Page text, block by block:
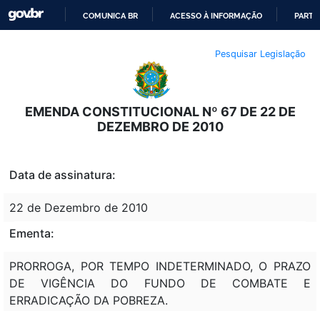
O
CONTEÚDO
COMUNICA BR ACESSO À INFORMAÇÃO
Pesquisar Legislação
EMENDA CONSTITUCIONAL Nº 67 DE 22 DE
DEZEMBRO DE 2010
Data de assinatura:
22 de Dezembro de 2010
Ementa:
PRORROGA, POR TEMPO INDETERMINADO, O PRAZO
DE VIGÊNCIA DO FUNDO DE COMBATE E
ERRADICAÇÃO DA POBREZA.